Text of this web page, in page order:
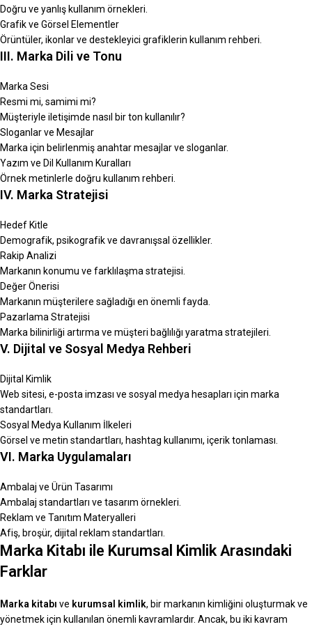
Doğru ve yanlış kullanım örnekleri.
Grafik ve Görsel Elementler
Örüntüler, ikonlar ve destekleyici grafiklerin kullanım rehberi.
III. Marka Dili ve Tonu
Marka Sesi
Resmi mi, samimi mi?
Müşteriyle iletişimde nasıl bir ton kullanılır?
Sloganlar ve Mesajlar
Marka için belirlenmiş anahtar mesajlar ve sloganlar.
Yazım ve Dil Kullanım Kuralları
Örnek metinlerle doğru kullanım rehberi.
IV. Marka Stratejisi
Hedef Kitle
Demografik, psikografik ve davranışsal özellikler.
Rakip Analizi
Markanın konumu ve farklılaşma stratejisi.
Değer Önerisi
Markanın müşterilere sağladığı en önemli fayda.
Pazarlama Stratejisi
Marka bilinirliği artırma ve müşteri bağlılığı yaratma stratejileri.
V. Dijital ve Sosyal Medya Rehberi
Dijital Kimlik
Web sitesi, e-posta imzası ve sosyal medya hesapları için marka
standartları.
Sosyal Medya Kullanım İlkeleri
Görsel ve metin standartları, hashtag kullanımı, içerik tonlaması.
VI. Marka Uygulamaları
Ambalaj ve Ürün Tasarımı
Ambalaj standartları ve tasarım örnekleri.
Reklam ve Tanıtım Materyalleri
Afiş, broşür, dijital reklam standartları.
Marka Kitabı ile Kurumsal Kimlik Arasındaki
Farklar
Marka kitabı ve kurumsal kimlik, bir markanın kimliğini oluşturmak ve
yönetmek için kullanılan önemli kavramlardır. Ancak, bu iki kavram